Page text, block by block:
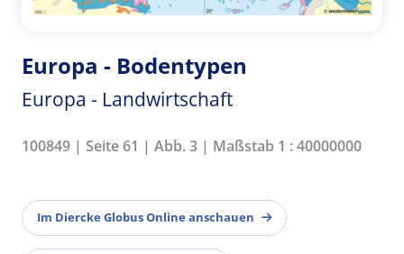
Europa - Bodentypen
Europa - Landwirtschaft
100849 | Seite 61 | Abb. 3 | Maßstab 1 : 40000000
Im Diercke Globus Online anschauen